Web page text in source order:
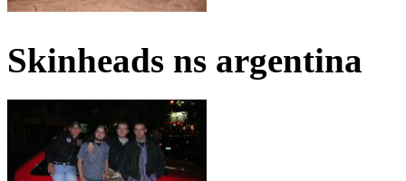
Skinheads ns argentina